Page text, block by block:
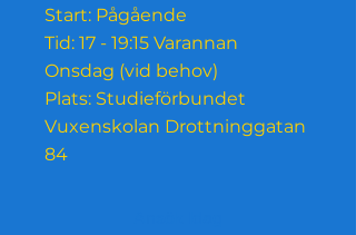
Start: Pågående
Tid: 17 - 19:15 Varannan
Onsdag (vid behov)
Plats: Studieförbundet
Vuxenskolan Drottninggatan
84